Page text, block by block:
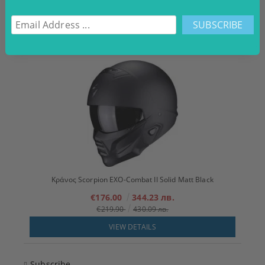
€59.90
117.15 лв.
VIEW DETAILS
Κράνος Scorpion EXO-Combat II Solid Matt Black
€176.00 344.23 лв.
€219.90
430.09 лв.
VIEW DETAILS